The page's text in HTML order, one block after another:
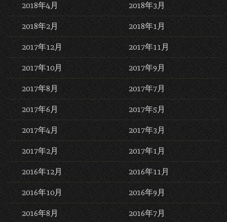
2018年4月 2018年3月
2018年2月 2018年1月
2017年12月 2017年11月
2017年10月 2017年9月
2017年8月 2017年7月
2017年6月 2017年5月
2017年4月 2017年3月
2017年2月 2017年1月
2016年12月 2016年11月
2016年10月 2016年9月
2016年8月 2016年7月